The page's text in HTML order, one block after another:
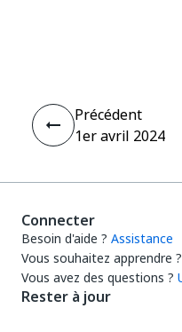
Précédent
1er avril 2024
Connecter
Besoin d'aide ? Assistance
Vous souhaitez apprendre ?
Vous avez des questions ?
Rester à jour